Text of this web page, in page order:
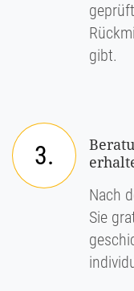
gibt.
3.
Nach
Sie